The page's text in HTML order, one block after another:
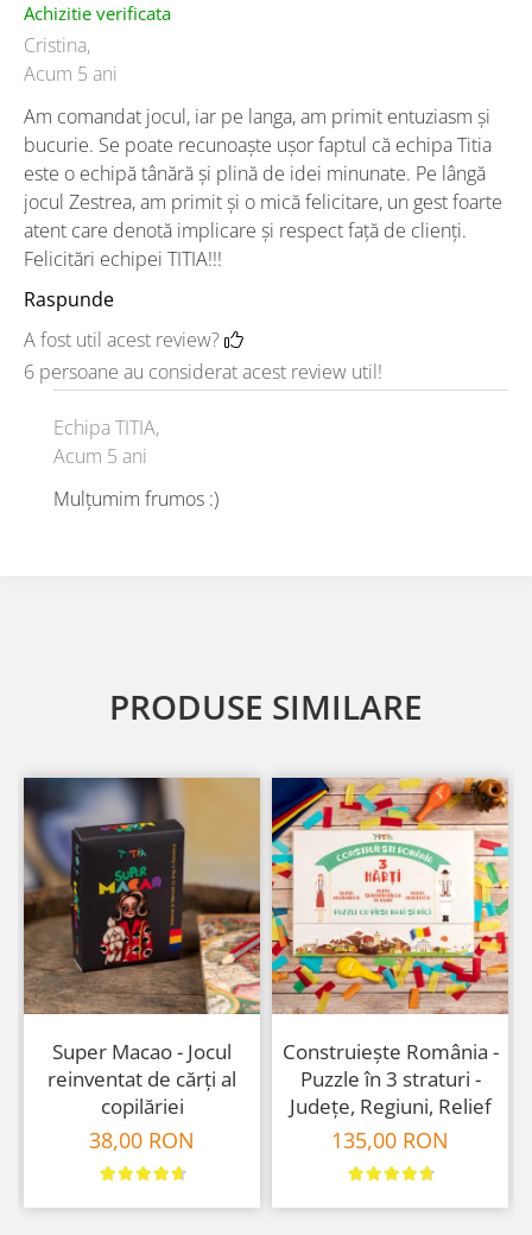
Achizitie verificata
Cristina,
Acum 5 ani
Am comandat jocul, iar pe langa, am primit entuziasm și
bucurie. Se poate recunoaște ușor faptul că echipa Titia
este o echipă tânără și plină de idei minunate. Pe lângă
jocul Zestrea, am primit și o mică felicitare, un gest foarte
atent care denotă implicare și respect față de clienți.
Felicitări echipei TITIA!!!
Raspunde
A fost util acest review?
6 persoane au considerat acest review util!
Echipa TITIA,
Acum 5 ani
Mulțumim frumos :)
PRODUSE SIMILARE
Super Macao - Jocul
reinventat de cărți al
copilăriei
38,00 RON
Construiește România -
Puzzle în 3 straturi -
Județe, Regiuni, Relief
135,00 RON